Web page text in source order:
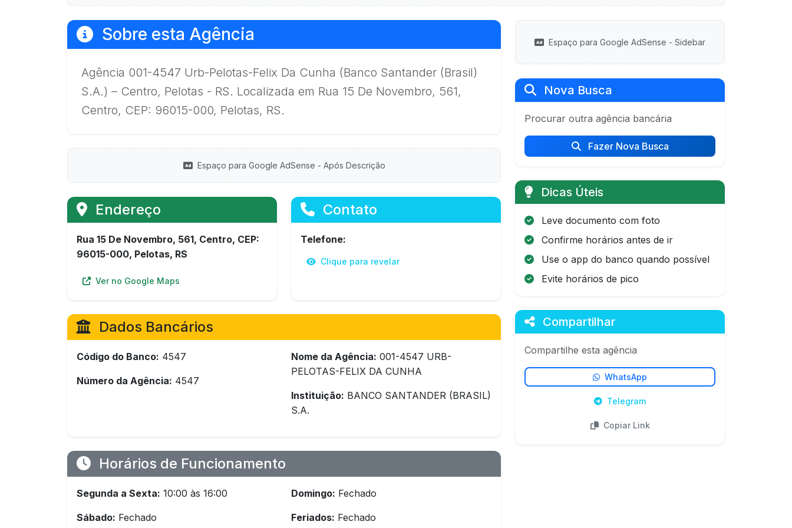
Sobre esta Agência
Agência 001-4547 Urb-Pelotas-Felix Da Cunha (Banco Santander (Brasil)
S.A.) – Centro, Pelotas - RS. Localizada em Rua 15 De Novembro, 561,
Centro, CEP: 96015-000, Pelotas, RS.
Espaço para Google AdSense - Após Descrição
Endereço
Rua 15 De Novembro, 561, Centro, CEP:
96015-000, Pelotas, RS
Ver no Google Maps
Contato
Telefone:
Clique para revelar
Dados Bancários
Código do Banco: 4547
Número da Agência: 4547
Nome da Agência: 001-4547 URB-
PELOTAS-FELIX DA CUNHA
Instituição: BANCO SANTANDER (BRASIL)
S.A.
Horários de Funcionamento
Segunda a Sexta: 10:00 às 16:00
Sábado: Fechado
Domingo: Fechado
Feriados: Fechado
Espaço para Google AdSense - Sidebar
Nova Busca
Procurar outra agência bancária
Fazer Nova Busca
Dicas Úteis
Leve documento com foto
Confirme horários antes de ir
Use o app do banco quando possível
Evite horários de pico
Compartilhar
Compartilhe esta agência
WhatsApp
Telegram
Copiar Link